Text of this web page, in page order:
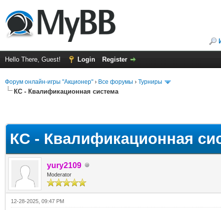
Hello There, Guest! Login Register
Форум онлайн-игры "Акционер" › Все форумы › Турниры
КС - Квалификационная система
КС - Квалификационная
yury2109
Moderator
12-28-2025, 09:47 PM